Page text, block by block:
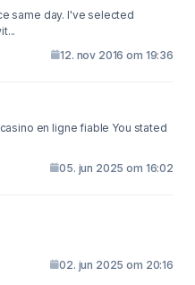
same day. I've selected
12. nov 2016 om 19:36
en ligne fiable You stated
05. jun 2025 om 16:02
02. jun 2025 om 20:16